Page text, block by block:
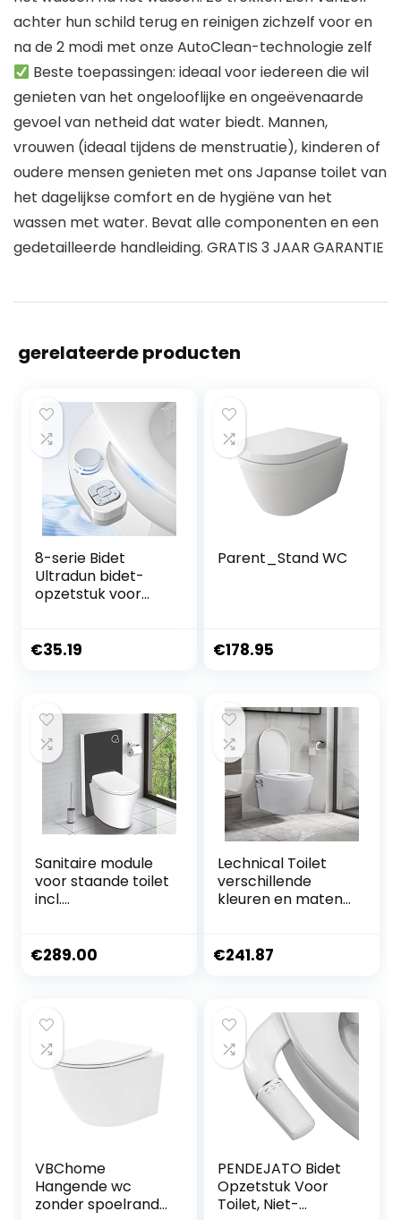
achter hun schild terug en reinigen zichzelf voor en
na de 2 modi met onze AutoClean-technologie zelf
Beste toepassingen: ideaal voor iedereen die wil
genieten van het ongelooflijke en ongeëvenaarde
gevoel van netheid dat water biedt. Mannen,
vrouwen (ideaal tijdens de menstruatie), kinderen of
oudere mensen genieten met ons Japanse toilet van
het dagelijkse comfort en de hygiëne van het
wassen met water. Bevat alle componenten en een
gedetailleerde handleiding. GRATIS 3 JAAR GARANTIE
gerelateerde producten
8-serie Bidet
Ultradun bidet-
opzetstuk voor
8.0
€35.19
Parent_Stand WC
€178.95
Sanitaire module
voor staande toilet
incl.
glas)
€289.00
Lechnical Toilet
verschillende
kleuren en maten
€241.87
VBChome
Hangende wc
zonder spoelrand
PENDEJATO Bidet
Opzetstuk Voor
Toilet, Niet-